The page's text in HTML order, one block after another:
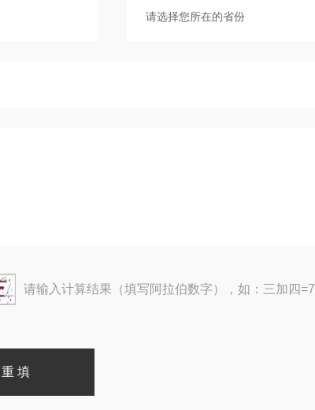
请输入计算结果（填写阿拉伯数字），如：三加四=7